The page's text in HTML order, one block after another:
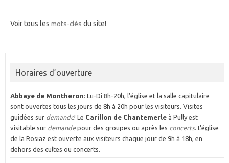
Voir tous les mots-clés du site!
Horaires d’ouverture
Abbaye de Montheron: Lu-Di 8h-20h, l’église et la salle capitulaire
sont ouvertes tous les jours de 8h à 20h pour les visiteurs. Visites
guidées sur demande! Le Carillon de Chantemerleà Pully est
visitable sur demandepour des groupes ou après les concerts. L'église
de la Rosiaz est ouverte aux visiteurs chaque jour de 9h à 18h, en
dehors des cultes ou concerts.